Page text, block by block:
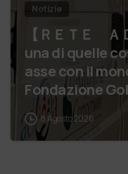
Notizie
【 ＲＥＴＥ ＡＤＯＡ】
una di quelle
asse con il mondo. Un
8 Agosto 2026